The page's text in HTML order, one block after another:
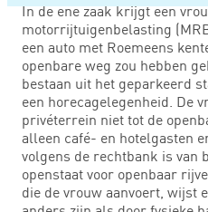
In de ene zaak krijgt een
motorrijtuigenbelasting
een auto met Roemeens
openbare weg zou hebben
bestaan uit het geparkeerd
een horecagelegenheid. De
privéterrein niet tot de
alleen café- en hotelgasten
volgens de rechtbank is van
openstaat voor openbaar
die de vrouw aanvoert, wijst